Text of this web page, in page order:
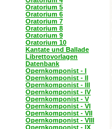
Oratorium 5
Oratorium 6
Oratorium 7
Oratorium 8
Oratorium 9
Oratorium 10
Kantate und Ballade
Librettovorlagen
Datenbank
Opernkomponist - I
Opernkomponist - II
Opernkomponist - III
Opernkomponist - IV
Opernkomponist - V
Opernkomponist - VI
Opernkomponist - VII
Opernkomponist - VIII
Opernkomponist - IX